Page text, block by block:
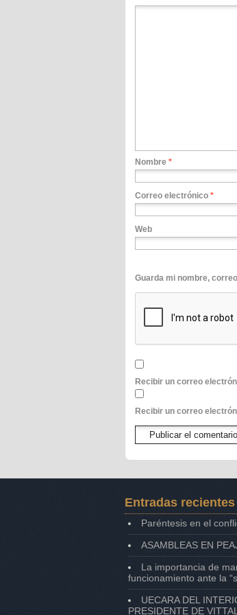
Nombre *
Correo electrónico *
Web
Guarda mi nombre,
Recibir un correo
Recibir un correo
Entradas recientes
Paréntesis en el
ASAMBLEAS EN
La importancia de
funcionamiento ante la
UECARA DEL
PRESIDENTE DE